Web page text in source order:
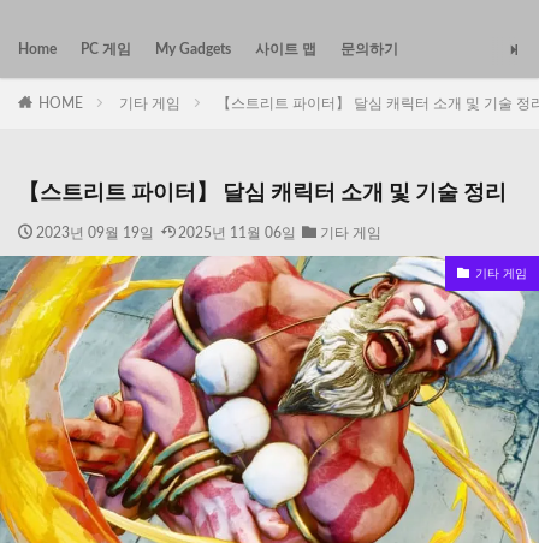
Home PC 게임 My Gadgets 사이트 맵 문의하기
HOME 기타 게임 【스트리트 파이터】 달심 캐릭터 소개 및 기술 정
【스트리트 파이터】 달심 캐릭터 소개 및 기술 정리
2023년 09월 19일 2025년 11월 06일 기타 게임
기타 게임